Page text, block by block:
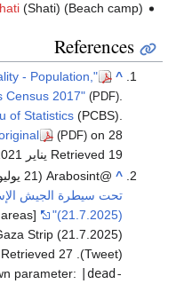
(Shati) (Beach camp)
References
^
- Population,
Census 2017" (PDF).
of Statistics (PCBS).
(PDF) on 28 يناير 2021
Retrieved 19 يناير 2021
^ @Arabosint (21 يوليو 2025).
تحت سيطرة الجيش
(21.7.2025)"
(Tweet)
. Retrieved 27 يوليو 2025
parameter:
|dead-